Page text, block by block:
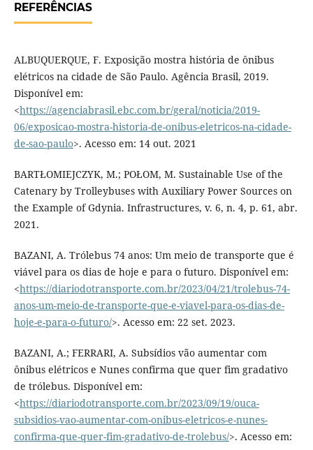
REFERÊNCIAS
ALBUQUERQUE, F. Exposição mostra história de ônibus
elétricos na cidade de São Paulo. Agência Brasil, 2019.
Disponível em:
<https://agenciabrasil.ebc.com.br/geral/noticia/2019-
06/exposicao-mostra-historia-de-onibus-eletricos-na-cidade-
de-sao-paulo>. Acesso em: 14 out. 2021
BARTŁOMIEJCZYK, M.; POŁOM, M. Sustainable Use of the
Catenary by Trolleybuses with Auxiliary Power Sources on
the Example of Gdynia. Infrastructures, v. 6, n. 4, p. 61, abr.
2021.
BAZANI, A. Trólebus 74 anos: Um meio de transporte que é
viável para os dias de hoje e para o futuro. Disponível em:
<https://diariodotransporte.com.br/2023/04/21/trolebus-74-
anos-um-meio-de-transporte-que-e-viavel-para-os-dias-de-
hoje-e-para-o-futuro/>. Acesso em: 22 set. 2023.
BAZANI, A.; FERRARI, A. Subsídios vão aumentar com
ônibus elétricos e Nunes confirma que quer fim gradativo
de trólebus. Disponível em:
<https://diariodotransporte.com.br/2023/09/19/ouca-
subsidios-vao-aumentar-com-onibus-eletricos-e-nunes-
confirma-que-quer-fim-gradativo-de-trolebus/>. Acesso em: